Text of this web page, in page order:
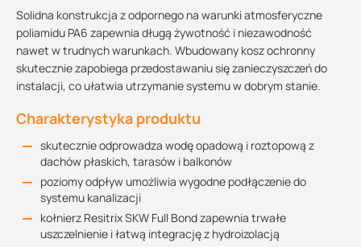
Solidna konstrukcja z odpornego na warunki atmosferyczne
poliamidu PA6 zapewnia długą żywotność i niezawodność
nawet w trudnych warunkach. Wbudowany kosz ochronny
skutecznie zapobiega przedostawaniu się zanieczyszczeń do
instalacji, co ułatwia utrzymanie systemu w dobrym stanie.
Charakterystyka produktu
skutecznie odprowadza wodę opadową i roztopową z
dachów płaskich, tarasów i balkonów
poziomy odpływ umożliwia wygodne podłączenie do
systemu kanalizacji
kołnierz Resitrix SKW Full Bond zapewnia trwałe
uszczelnienie i łatwą integrację z hydroizolacją